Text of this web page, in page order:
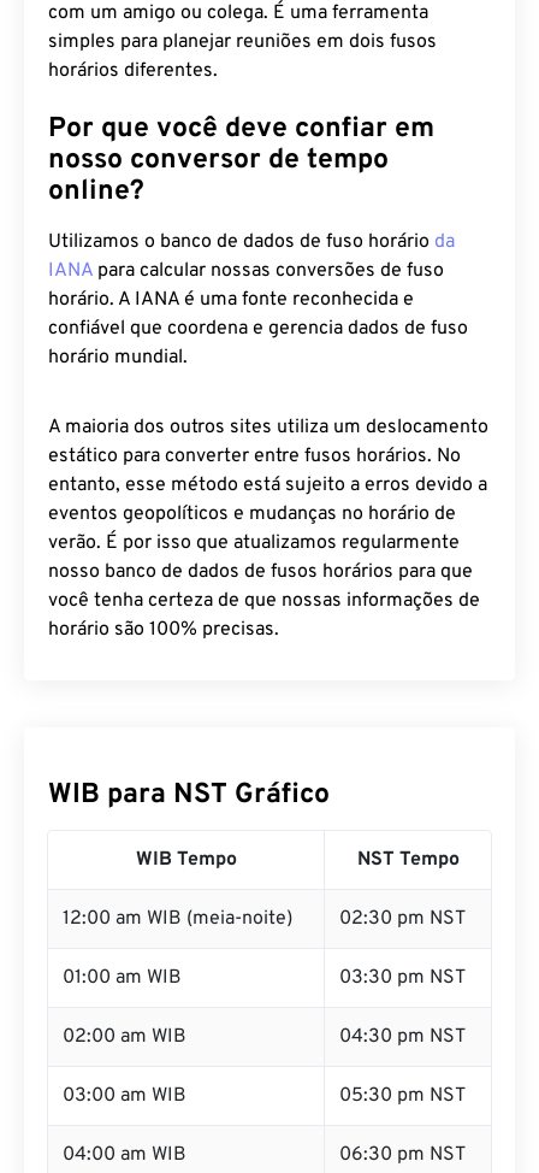
com um amigo ou colega. É uma ferramenta
simples para planejar reuniões em dois fusos
horários diferentes.
Por que você deve confiar em
nosso conversor de tempo
online?
Utilizamos o banco de dados de fuso horário da
IANA para calcular nossas conversões de fuso
horário. A IANA é uma fonte reconhecida e
confiável que coordena e gerencia dados de fuso
horário mundial.
A maioria dos outros sites utiliza um deslocamento
estático para converter entre fusos horários. No
entanto, esse método está sujeito a erros devido a
eventos geopolíticos e mudanças no horário de
verão. É por isso que atualizamos regularmente
nosso banco de dados de fusos horários para que
você tenha certeza de que nossas informações de
horário são 100% precisas.
WIB para NST Gráfico
WIB Tempo NST Tempo
12:00 am WIB (meia-noite) 02:30 pm NST
01:00 am WIB 03:30 pm NST
02:00 am WIB 04:30 pm NST
03:00 am WIB 05:30 pm NST
04:00 am WIB 06:30 pm NST